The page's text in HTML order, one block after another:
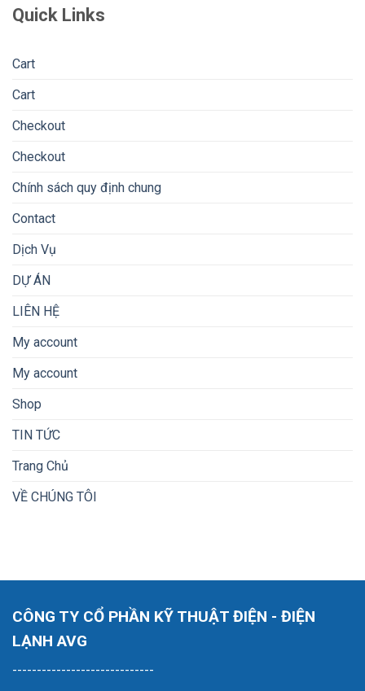
Quick Links
Cart
Cart
Checkout
Checkout
Chính sách quy định chung
Contact
Dịch Vụ
DỰ ÁN
LIÊN HỆ
My account
My account
Shop
TIN TỨC
Trang Chủ
VỀ CHÚNG TÔI
CÔNG TY CỔ PHẦN KỸ THUẬT ĐIỆN - ĐIỆN
LẠNH AVG
-----------------------------